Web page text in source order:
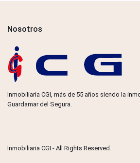
Nosotros
Inmobiliaria CGI, más de 55 años siendo la
Guardamar del Segura.
Inmobiliaria CGI - All Rights Reserved.